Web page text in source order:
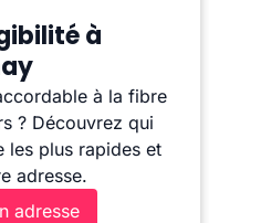
à
à la fibre
? Découvrez qui
les plus rapides et
adresse.
adresse